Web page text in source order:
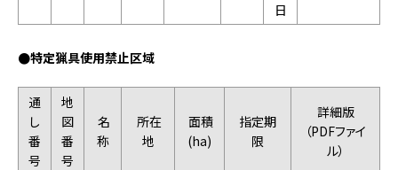
日
●特定猟具使用禁止区域
通
し
番
号
地
図
番
号
名
称
所在
地
面積
(ha)
指定期
限
詳細版
（PDFファイ
ル）